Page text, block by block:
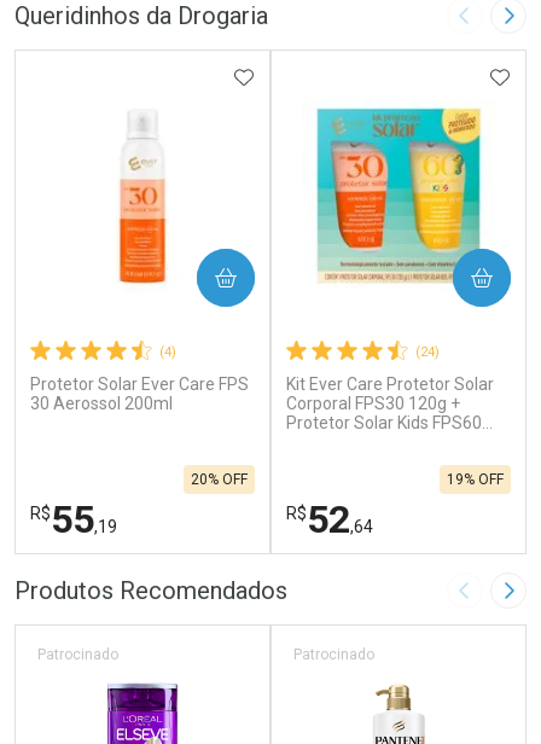
Queridinhos da Drogaria Imagem
(4)
Protetor Solar Ever Care FPS
30 Aerossol 200ml
R$55,19
20% OFF
ADICIONAR AOS FAVORITOS
COMPRAR
FECHAR
Laboratório
FECHAR
Por Menos
(24)
Kit Ever Care Protetor Solar
Corporal FPS30 120g +
Protetor Solar Kids FPS60
R$52,64
19% OFF
COMPRAR
Laboratório
Por Menos
Produtos Recomendados Imagem
Patrocinado Patrocinado